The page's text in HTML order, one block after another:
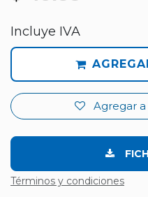
Incluye IVA
Agregar a
Términos y condiciones